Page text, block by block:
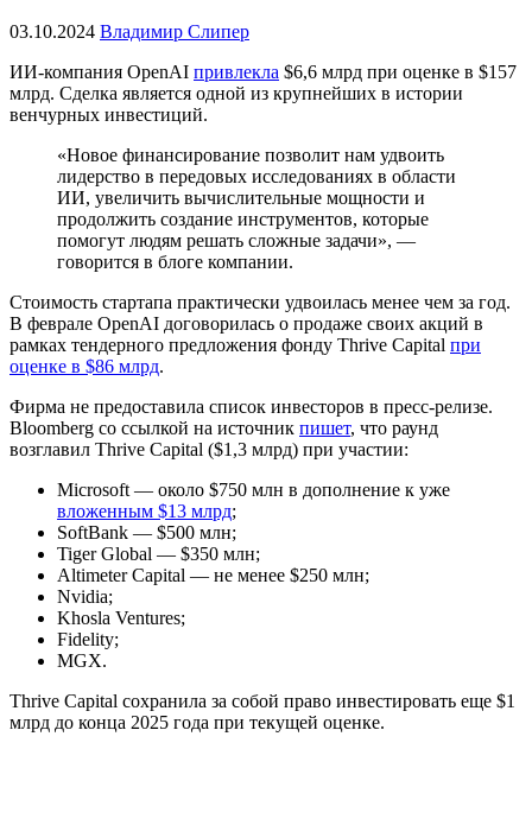
03.10.2024 Владимир Слипер
ИИ-компания OpenAI привлекла $6,6 млрд при оценке в $157
млрд. Сделка является одной из крупнейших в истории
венчурных инвестиций.
«Новое финансирование позволит нам удвоить
лидерство в передовых исследованиях в области
ИИ, увеличить вычислительные мощности и
продолжить создание инструментов, которые
помогут людям решать сложные задачи», —
говорится в блоге компании.
Стоимость стартапа практически удвоилась менее чем за год.
В феврале OpenAI договорилась о продаже своих акций в
рамках тендерного предложения фонду Thrive Capital при
оценке в $86 млрд.
Фирма не предоставила список инвесторов в пресс-релизе.
Bloomberg со ссылкой на источник пишет, что раунд
возглавил Thrive Capital ($1,3 млрд) при участии:
Microsoft — около $750 млн в дополнение к уже
вложенным $13 млрд;
SoftBank — $500 млн;
Tiger Global — $350 млн;
Altimeter Capital — не менее $250 млн;
Nvidia;
Khosla Ventures;
Fidelity;
MGX.
Thrive Capital сохранила за собой право инвестировать еще $1
млрд до конца 2025 года при текущей оценке.